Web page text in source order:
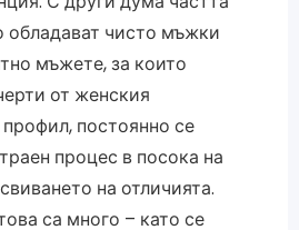
обладават чисто мъжки
мъжете, за които
от женския
постоянно се
процес в посока на
на отличията.
са много – като се